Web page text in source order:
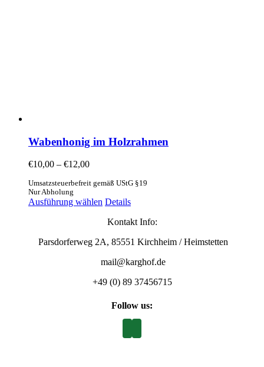
Wabenhonig im Holzrahmen
€10,00 – €12,00
Umsatzsteuerbefreit gemäß UStG §19
Nur Abholung
Ausführung wählen Details
Kontakt Info:
Parsdorferweg 2A, 85551 Kirchheim / Heimstetten
mail@karghof.de
+49 (0) 89 37456715
Follow us: